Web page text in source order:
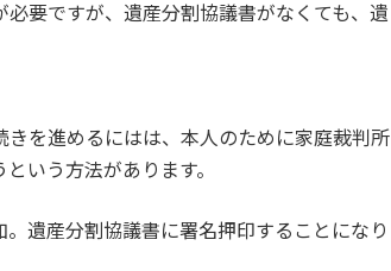
要ですが、遺産分割協議書がなくても、遺
を進めるにはは、本人のために家庭裁判所
いう方法があります。
遺産分割協議書に署名押印することになり